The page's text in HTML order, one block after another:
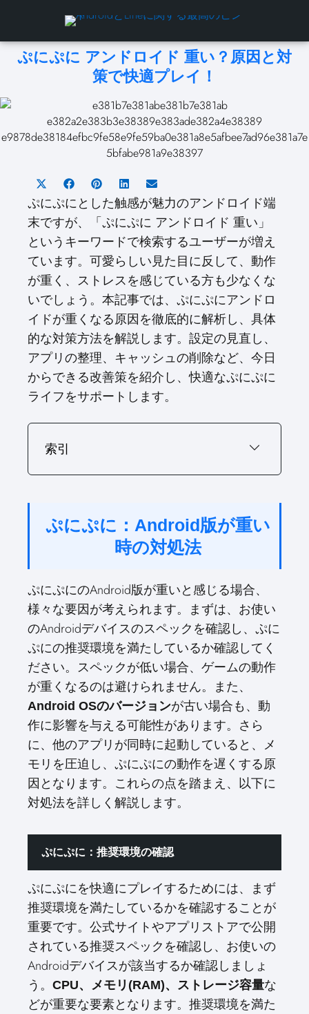
ぷにぷに アンドロイド 重い？原因と対
策で快適プレイ！
h
a
r
e
o
n
X
(
w
i
t
t
r
)
h
a
o
n
F
a
c
e
b
o
o
h
r
o
n
P
n
t
e
r
e
t
h
a
r
e
o
n
L
i
n
k
e
d
I
n
h
a
r
e
o
n
E
m
a
i
l
ぷにぷにとした触感が魅力のアンドロイド端
末ですが、「ぷにぷに アンドロイド 重い」
というキーワードで検索するユーザーが増え
ています。可愛らしい見た目に反して、動作
が重く、ストレスを感じている方も少なくな
いでしょう。本記事では、ぷにぷにアンドロ
イドが重くなる原因を徹底的に解析し、具体
的な対策方法を解説します。設定の見直し、
アプリの整理、キャッシュの削除など、今日
からできる改善策を紹介し、快適なぷにぷに
ライフをサポートします。
索引
ぷにぷに：Android版が重い
時の対処法
ぷにぷにのAndroid版が重いと感じる場合、
様々な要因が考えられます。まずは、お使い
のAndroidデバイスのスペックを確認し、ぷに
ぷにの推奨環境を満たしているか確認してく
ださい。スペックが低い場合、ゲームの動作
が重くなるのは避けられません。また、
Android OSのバージョンが古い場合も、動
作に影響を与える可能性があります。さら
に、他のアプリが同時に起動していると、メ
モリを圧迫し、ぷにぷにの動作を遅くする原
因となります。これらの点を踏まえ、以下に
対処法を詳しく解説します。
ぷにぷに：推奨環境の確認
ぷにぷにを快適にプレイするためには、まず
推奨環境を満たしているかを確認することが
重要です。公式サイトやアプリストアで公開
されている推奨スペックを確認し、お使いの
Androidデバイスが該当するか確認しましょ
う。 CPU、メモリ(RAM)、ストレージ容量な
どが重要な要素となります。推奨環境を満た